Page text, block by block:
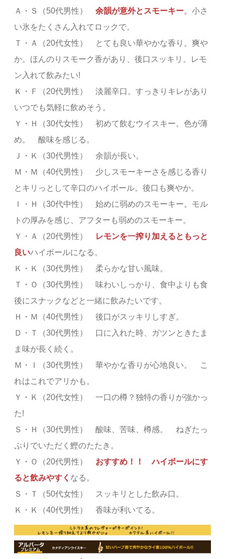
Ａ・Ｓ（50代男性） 余韻が意外とスモーキー。 小さ
い氷をたくさん入れてロックで。
Ｔ・Ａ（20代女性） とても良い華やかな香り。爽や
か。ほんのりスモーク香があり、後口スッキリ。レモ
ン入れて飲みたい!
Ｋ・Ｆ（20代男性） 淡麗辛口。すっきりキレがあり
いつでも気軽に飲めそう。
Ｙ・Ｈ（30代女性） 初めて飲むウイスキー。色が薄
め。 酸味を感じる。
Ｊ・Ｋ（30代男性） 余韻が長い。
Ｍ・Ｍ（40代男性） 少しスモーキーさを感じる香り
とキリっとして辛口のハイボール。後口も爽やか。
Ｉ・Ｈ（30代中性） 始めに弱めのスモーキー。モル
トの厚みを感じ、アフターも弱めのスモーキー。
Ｙ・Ａ（20代男性）
レモンを一搾り加えるともっと
良いハイボールになる。
Ｋ・Ｋ（30代男性） 柔らかな甘い風味。
Ｔ・Ｏ（30代男性） 味わいしっかり、食中よりも食
後にスナックなどと一緒に飲みたいです。
Ｈ・Ｍ（40代男性） 後口がスッキリしすぎ。
Ｄ・Ｔ（30代男性） 口に入れた時、ガツンときたま
ま味が長く続く。
Ｍ・Ｉ（30代男性） 華やかな香りが心地良い。 こ
れはこれでアリかも。
Ｙ・Ｋ（20代女性） 一口の樽？独特の香りが強かっ
た!
Ｓ・Ｈ（30代男性） 酸味、苦味、樽感。 ねぎたっ
ぷりでいただく鰹のたたき。
Ｙ・Ｏ（20代男性） おすすめ！！ ハイボールにす
ると飲みやすく なる。
Ｓ・Ｔ（50代女性） スッキリとした飲み口。
Ｋ・Ｋ（40代男性） 香味が利いてる。